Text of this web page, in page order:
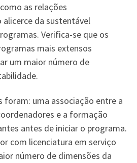
as relações
da sustentável
Verifica-se que os
mais extensos
um maior número de
foram: uma associação entre a
e a formação
antes de iniciar o programa.
com licenciatura em serviço
número de dimensões da